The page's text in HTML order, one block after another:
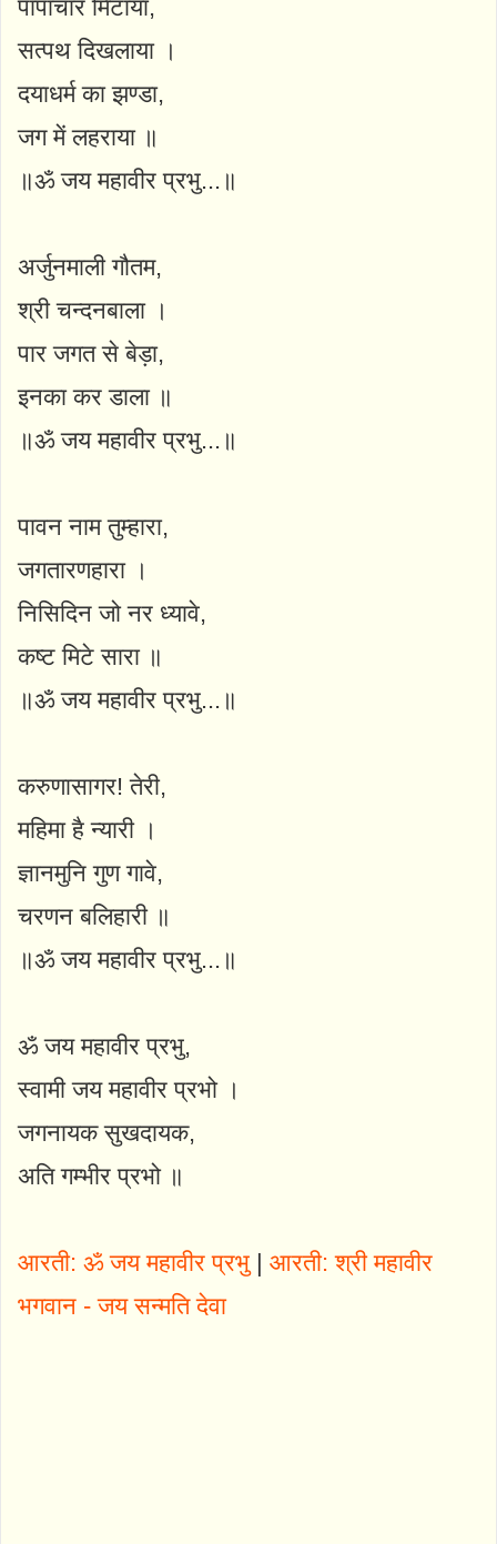
पापाचार मिटाया,
सत्पथ दिखलाया ।
दयाधर्म का झण्डा,
जग में लहराया ॥
॥ॐ जय महावीर प्रभु...॥
अर्जुनमाली गौतम,
श्री चन्दनबाला ।
पार जगत से बेड़ा,
इनका कर डाला ॥
॥ॐ जय महावीर प्रभु...॥
पावन नाम तुम्हारा,
जगतारणहारा ।
निसिदिन जो नर ध्यावे,
कष्ट मिटे सारा ॥
॥ॐ जय महावीर प्रभु...॥
करुणासागर! तेरी,
महिमा है न्यारी ।
ज्ञानमुनि गुण गावे,
चरणन बलिहारी ॥
॥ॐ जय महावीर प्रभु...॥
ॐ जय महावीर प्रभु,
स्वामी जय महावीर प्रभो ।
जगनायक सुखदायक,
अति गम्भीर प्रभो ॥
आरती: ॐ जय महावीर प्रभु | आरती: श्री महावीर
भगवान - जय सन्मति देवा